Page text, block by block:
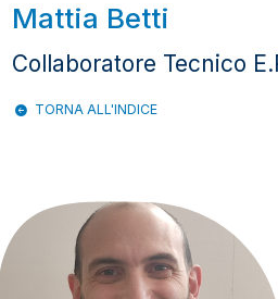
Mattia Betti
Collaboratore Tecnico
TORNA ALL'INDICE